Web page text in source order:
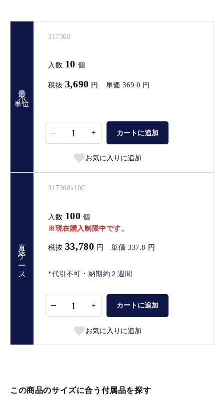
最小
単位
317368
入数 10 個
税抜 3,690 円 単価 369.0 円
+ カートに追加
お気に入りに追加
直送ケース
317368-10C
入数 100 個
※現在購入制限中です。
税抜 33,780 円 単価 337.8 円
*代引不可・納期約２週間
+ カートに追加
お気に入りに追加
この商品のサイズに合う付属品を探す